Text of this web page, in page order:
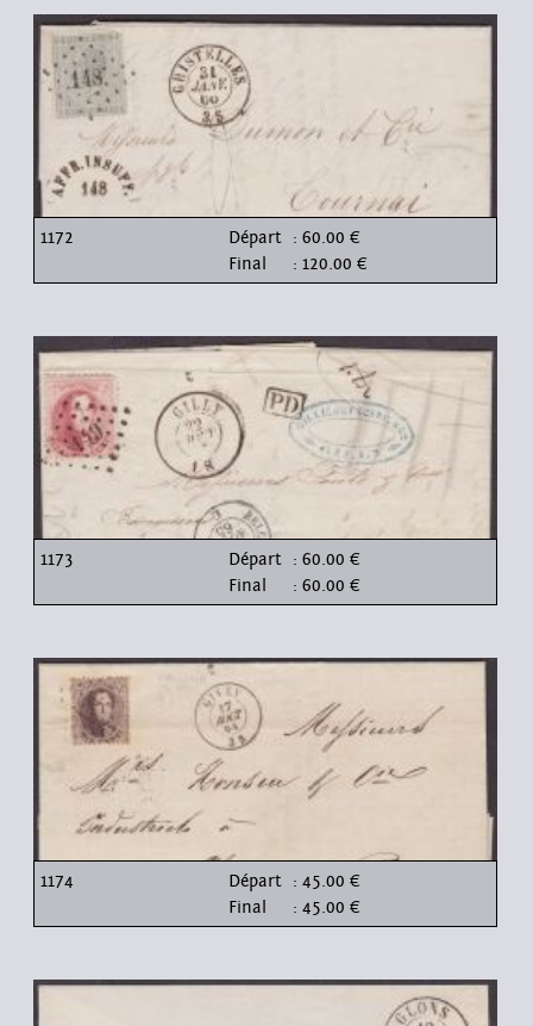
1172 Départ : 60.00 €
Final
: 120.00 €
1173 Départ : 60.00 €
Final
: 60.00 €
1174 Départ : 45.00 €
Final
: 45.00 €